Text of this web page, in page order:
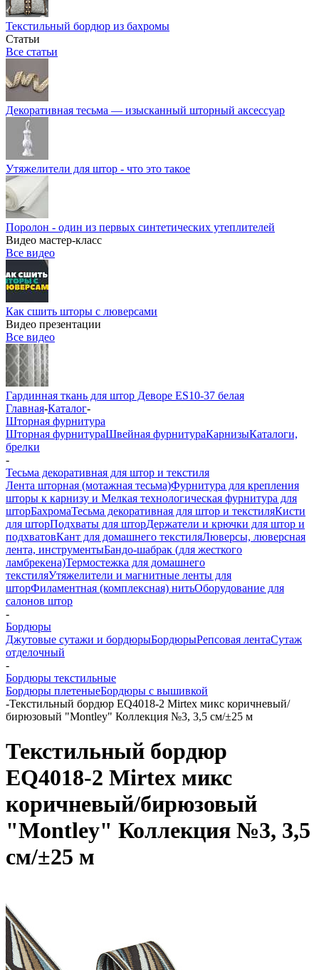
Текстильный бордюр из бахромы
Статьи
Все статьи
Декоративная тесьма — изысканный шторный аксессуар
Утяжелители для штор - что это такое
Поролон - один из первых синтетических утеплителей
Видео мастер-класс
Все видео
Как сшить шторы с люверсами
Видео презентации
Все видео
Гардинная ткань для штор Деворе ES10-37 белая
Главная-Каталог-
Шторная фурнитура
Шторная фурнитураШвейная фурнитураКарнизыКаталоги,
брелки
-
Тесьма декоративная для штор и текстиля
Лента шторная (мотажная тесьма)Фурнитура для крепления
шторы к карнизу и Мелкая технологическая фурнитура для
шторБахромаТесьма декоративная для штор и текстиляКисти
для шторПодхваты для шторДержатели и крючки для штор и
подхватовКант для домашнего текстиляЛюверсы, люверсная
лента, инструментыБандо-шабрак (для жесткого
ламбрекена)Термостежка для домашнего
текстиляУтяжелители и магнитные ленты для
шторФиламентная (комплексная) нитьОборудование для
салонов штор
-
Бордюры
Джутовые сутажи и бордюрыБордюрыРепсовая лентаСутаж
отделочный
-
Бордюры текстильные
Бордюры плетеныеБордюры с вышивкой
-Текстильный бордюр EQ4018-2 Mirtex микс коричневый/
бирюзовый "Montley" Коллекция №3, 3,5 см/±25 м
Текстильный бордюр
EQ4018-2 Mirtex микс
коричневый/бирюзовый
"Montley" Коллекция №3, 3,5
см/±25 м